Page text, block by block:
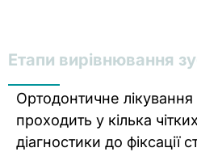
Етапи вирівнювання
Ортодонтичне лікування
проходить у кілька
діагностики до фіксації